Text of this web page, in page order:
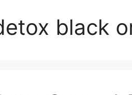
black